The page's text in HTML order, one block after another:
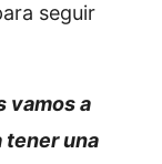
seguir
vamos a
tener una